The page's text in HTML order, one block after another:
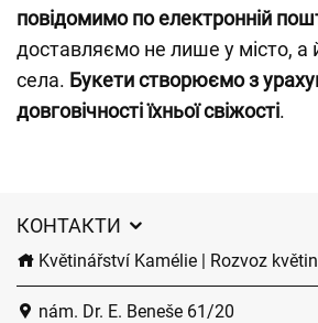
повідомимо по електронній
доставляємо не лише у місто, а
села. Букети створюємо з
довговічності їхньої свіжості.
КОНТАКТИ
Květinářství Kamélie | Rozvoz květin
nám. Dr. E. Beneše 61/20